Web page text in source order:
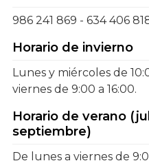
986 241 869 - 634 406
Horario de invierno
Lunes y miércoles de
viernes de 9:00 a 16:00.
Horario de verano
septiembre)
De lunes a viernes de